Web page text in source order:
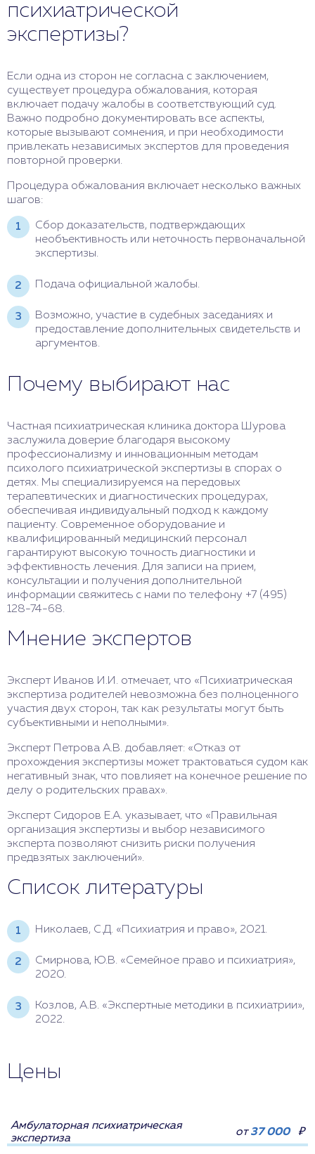
психиатрической
экспертизы?
Если одна из сторон не согласна с заключением,
существует процедура обжалования, которая
включает подачу жалобы в соответствующий суд.
Важно подробно документировать все аспекты,
которые вызывают сомнения, и при необходимости
привлекать независимых экспертов для проведения
повторной проверки.
Процедура обжалования включает несколько важных
шагов:
Сбор доказательств, подтверждающих
необъективность или неточность первоначальной
экспертизы.
Подача официальной жалобы.
Возможно, участие в судебных заседаниях и
предоставление дополнительных свидетельств и
аргументов.
Почему выбирают нас
Частная психиатрическая клиника доктора Шурова
заслужила доверие благодаря высокому
профессионализму и инновационным методам
психолого психиатрической экспертизы в спорах о
детях. Мы специализируемся на передовых
терапевтических и диагностических процедурах,
обеспечивая индивидуальный подход к каждому
пациенту. Современное оборудование и
квалифицированный медицинский персонал
гарантируют высокую точность диагностики и
эффективность лечения. Для записи на прием,
консультации и получения дополнительной
информации свяжитесь с нами по телефону +7 (495)
128-74-68.
Мнение экспертов
Эксперт Иванов И.И. отмечает, что «Психиатрическая
экспертиза родителей невозможна без полноценного
участия двух сторон, так как результаты могут быть
субъективными и неполными».
Эксперт Петрова А.В. добавляет: «Отказ от
прохождения экспертизы может трактоваться судом как
негативный знак, что повлияет на конечное решение по
делу о родительских правах».
Эксперт Сидоров Е.А. указывает, что «Правильная
организация экспертизы и выбор независимого
эксперта позволяют снизить риски получения
предвзятых заключений».
Список литературы
Николаев, С.Д. «Психиатрия и право», 2021.
Смирнова, Ю.В. «Семейное право и психиатрия»,
2020.
Козлов, А.В. «Экспертные методики в психиатрии»,
2022.
Цены
Амбулаторная психиатрическая
экспертиза
от37 000 ₽